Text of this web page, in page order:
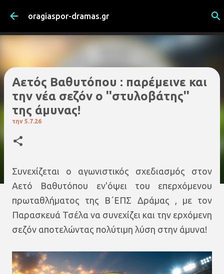
Μετάβαση στο κύριο περιεχόμενο
oragiaspor-dramas.gr
Αετός Βαθυτόπου : παρέμεινε και
την νέα σεζόν ο ''στυλοβάτης''
της άμυνας!
την 5.7.26
Συνεχίζεται ο αγωνιστικός σχεδιασμός στον
Αετό Βαθυτόπου εν'όψει του επερχόμενου
πρωταθλήματος της Β΄ΕΠΣ Δράμας , με τον
Παρασκευά Τσέλα να συνεχίζει και την ερχόμενη
σεζόν αποτελώντας πολύτιμη λύση στην άμυνα!